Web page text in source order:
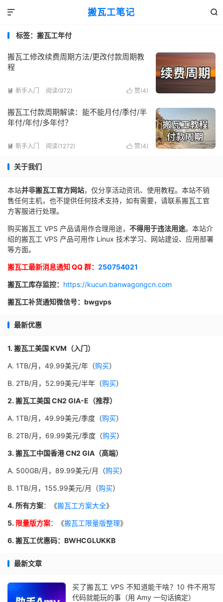
搬瓦工笔记 

标签：搬瓦工年付
搬瓦工修改续费周期方法/更改付款周期教
程
 新手入门 阅读(972)  赞(4)
搬瓦工付款周期解读：能不能月付/季付/半
年付/年付/多年付？
 新手入门 阅读(1272)  赞(4)
关于我们
本站并非搬瓦工官方网站，仅分享活动资讯、使用教程。本站不销
售任何主机，也不提供任何技术支持，如有需要，请联系搬瓦工官
方客服进行处理。
购买搬瓦工 VPS 产品请用作合理用途， 不得用于违法用途。本站介
绍的搬瓦工 VPS 产品可用作 Linux 技术学习、网站建设、应用部署
等方面。
搬瓦工最新消息通知 QQ 群： 250754021
搬瓦工库存监控： https://kucun.banwagongcn.com
搬瓦工补货通知微信号：bwgvps
最新优惠
1. 搬瓦工美国 KVM（入门）
A. 1TB/月，49.99美元/年（购买）
B. 2TB/月，52.99美元/半年（购买）
2. 搬瓦工美国 CN2 GIA-E（推荐）
A. 1TB/月，49.99美元/季度（购买）
B. 2TB/月，69.99美元/季度（购买）
3. 搬瓦工中国香港 CN2 GIA（高端）
A. 500GB/月，89.99美元/月（购买）
B. 1TB/月，155.99美元/月（购买）
4. 所有方案：《搬瓦工方案大全》
5. 限量版方案：《搬瓦工限量版整理》
6. 搬瓦工优惠码：BWHCGLUKKB
最新文章
买了搬瓦工 VPS 不知道能干啥？10 件不用写
代码就能玩的事（用 Amy 一句话搞定）